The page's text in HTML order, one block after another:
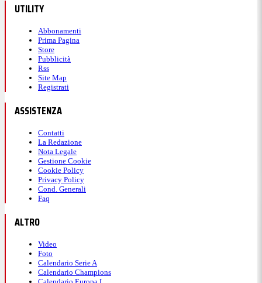
UTILITY
Abbonamenti
Prima Pagina
Store
Pubblicità
Rss
Site Map
Registrati
ASSISTENZA
Contatti
La Redazione
Nota Legale
Gestione Cookie
Cookie Policy
Privacy Policy
Cond. Generali
Faq
ALTRO
Video
Foto
Calendario Serie A
Calendario Champions